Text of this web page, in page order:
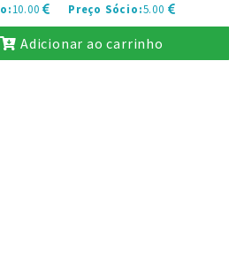
10.00 Preço Sócio:5.00
Adicionar ao carrinho